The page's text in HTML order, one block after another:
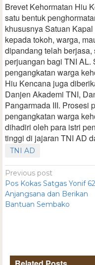
Brevet Kehormatan Hiu
satu bentuk
khususnya Satuan
kepada tokoh, warga,
dipandang telah
perjuangan bagi TNI AL.
pengangkatan warga
Hiu Kencana juga
Danjen Akademi TNI,
Pangarmada III. Prosesi
pengangkatan warga
dihadiri oleh para istri
tinggi di jajaran TNI AD
TNI AD
Previous post
Pos Kokas Satgas Yonif
Anjangsana dan Berikan
Bantuan Sembako